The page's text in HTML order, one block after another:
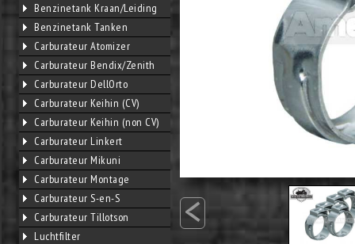
Benzinetank Kraan/Leiding
Benzinetank Tanken
Carburateur Atomizer
Carburateur Bendix/Zenith
Carburateur DellOrto
Carburateur Keihin (CV)
Carburateur Keihin (non CV)
Carburateur Linkert
Carburateur Mikuni
Carburateur Montage
Carburateur S-en-S
Carburateur Tillotson
Luchtfilter
<